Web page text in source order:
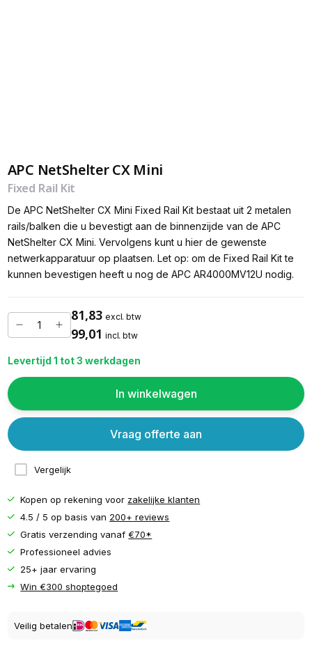
APC NetShelter CX Mini
Fixed Rail Kit
De APC NetShelter CX Mini Fixed Rail Kit bestaat uit 2 metalen
rails/balken die u bevestigt aan de binnenzijde van de APC
NetShelter CX Mini. Vervolgens kunt u hier de gewenste
netwerkapparatuur op plaatsen. Let op: om de Fixed Rail Kit te
kunnen bevestigen heeft u nog de APC AR4000MV12U nodig.
81,83 excl. btw
99,01 incl. btw
Levertijd 1 tot 3 werkdagen
In winkelwagen
Vergelijk
Vraag offerte aan
Kopen op rekening voor zakelijke klanten
4.5 / 5 op basis van 200+ reviews
Gratis verzending vanaf€70*
Professioneel advies
25+ jaar ervaring
Win €300 shoptegoed
Veilig betalen